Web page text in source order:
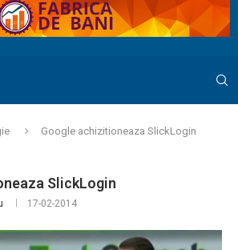
Google achizitioneaza SlickLogin
SlickLogin
17-02-2014